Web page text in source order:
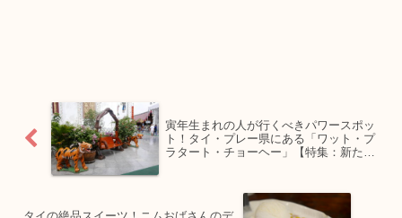
寅年生まれの人が行くべきパワースポッ
ト！タイ・プレー県にある「ワット・プ
ラタート・チョーヘー」【特集：新たな